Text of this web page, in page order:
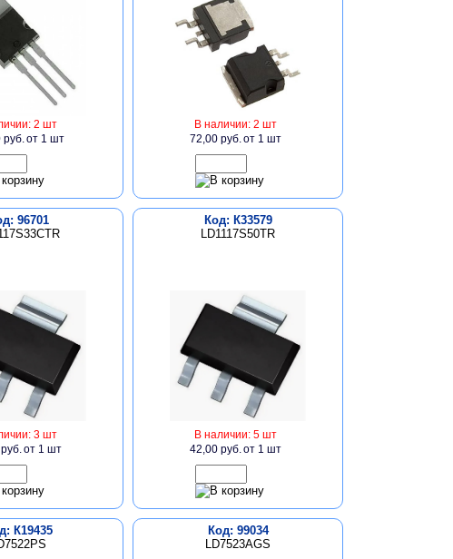
2 шт
руб.от 1 шт
В наличии: 2 шт
72,00 руб.от 1 шт
96701
3 шт
от 1 шт
Код: К33579
LD1117S50TR
В наличии: 5 шт
42,00 руб.от 1 шт
К19435
Код: 99034
LD7523AGS